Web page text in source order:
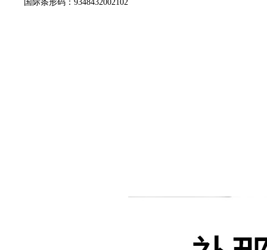
国际条形码：9348432002102